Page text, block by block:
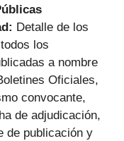
Detalle de los
los
a nombre
Oficiales,
convocante,
de adjudicación,
de publicación y